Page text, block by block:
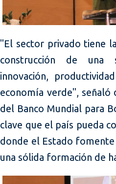
"El sector privado tiene
construcción de una
innovación,
economía verde", señaló
del Banco Mundial para
clave que el país pueda
donde el Estado
una sólida formación de